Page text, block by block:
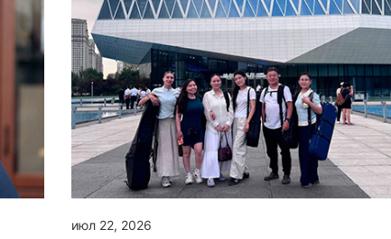
июл 22, 2026